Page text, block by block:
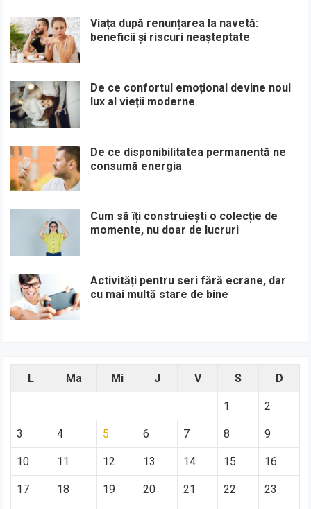
Viața după renunțarea la navetă:
beneficii și riscuri neașteptate
De ce confortul emoțional devine noul
lux al vieții moderne
De ce disponibilitatea permanentă ne
consumă energia
Cum să îți construiești o colecție de
momente, nu doar de lucruri
Activități pentru seri fără ecrane, dar
cu mai multă stare de bine
L Ma Mi J V S D
1 2
3 4 5 6 7 8 9
10 11 12 13 14 15 16
17 18 19 20 21 22 23